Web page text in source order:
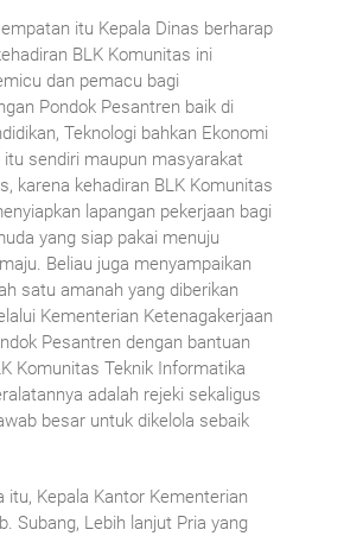
itu Kepala Dinas berharap
BLK Komunitas ini
dan pemacu bagi
Pondok Pesantren baik di
Teknologi bahkan Ekonomi
itu sendiri maupun masyarakat
karena kehadiran BLK Komunitas
lapangan pekerjaan bagi
yang siap pakai menuju
Beliau juga menyampaikan
satu amanah yang diberikan
Kementerian Ketenagakerjaan
Pesantren dengan bantuan
Komunitas Teknik Informatika
adalah rejeki sekaligus
besar untuk dikelola sebaik
itu, Kepala Kantor Kementerian
Subang, Lebih lanjut Pria yang